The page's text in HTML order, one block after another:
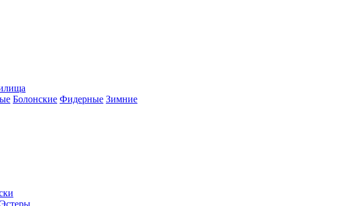
Болонские Фидерные Зимние
Эстеры